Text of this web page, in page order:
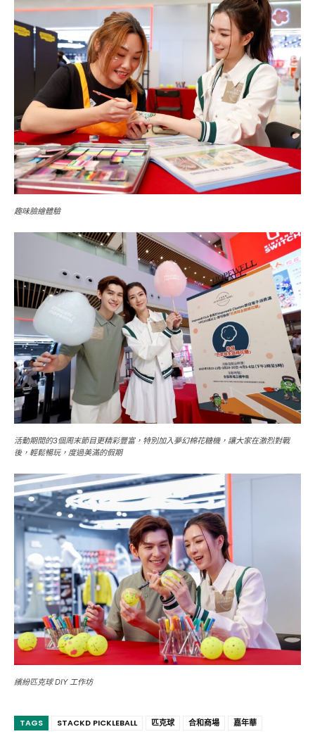
趣味臉繪體驗
活動期間的3個周末節目更精彩豐富，特別加入夢幻棉花糖機，讓大家在激烈對戰
後，輕鬆暢玩，度過美滿的假期
繽紛匹克球 DIY 工作坊
TAGS STACKD PICKLEBALL 匹克球 合和商場 嘉年華